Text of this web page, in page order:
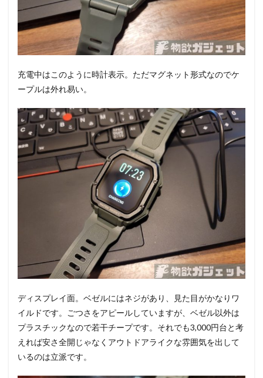
充電中はこのように時計表示。ただマグネット形式なのでケ
ープルは外れ易い。
ディスプレイ面。ベゼルにはネジがあり、見た目がかなりワ
イルドです。ごつさをアピールしていますが、ベゼル以外は
プラスチックなので若干チープです。それでも3,000円台と考
えれば安さ全開じゃなくアウトドアライクな雰囲気を出して
いるのは立派です。